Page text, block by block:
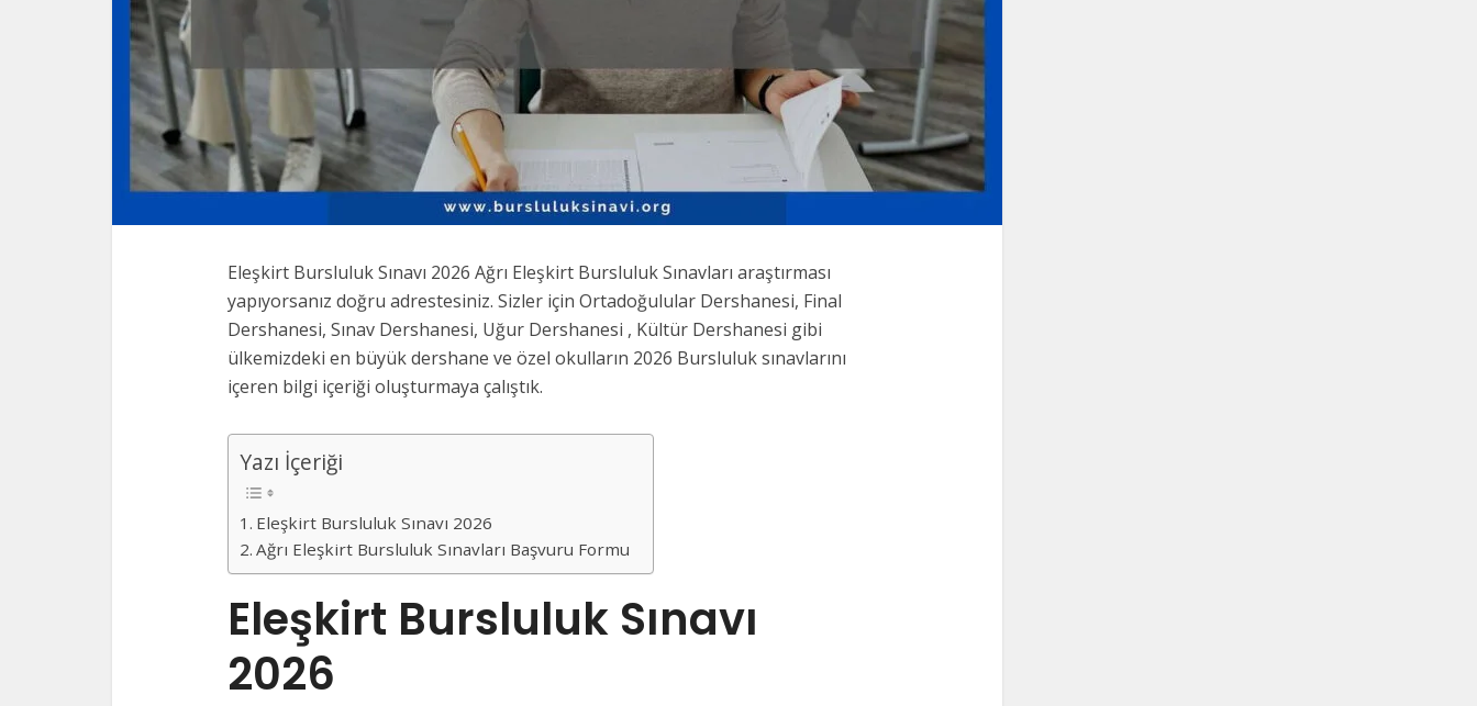
Eleşkirt Bursluluk Sınavı 2026 Ağrı Eleşkirt Bursluluk Sınavları araştırması
yapıyorsanız doğru adrestesiniz. Sizler için Ortadoğulular Dershanesi, Final
Dershanesi, Sınav Dershanesi, Uğur Dershanesi , Kültür Dershanesi gibi
ülkemizdeki en büyük dershane ve özel okulların 2026 Bursluluk sınavlarını
içeren bilgi içeriği oluşturmaya çalıştık.
Yazı İçeriği
Eleşkirt Bursluluk Sınavı 2026
Ağrı Eleşkirt Bursluluk Sınavları Başvuru Formu
Eleşkirt Bursluluk Sınavı
2026